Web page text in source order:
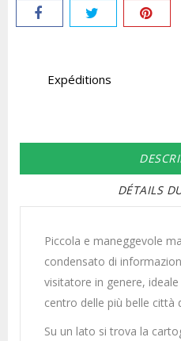
Expéditions
DÉTAILS
Piccola e maneggevole
condensato di
visitatore in genere,
centro delle più belle città
Su un lato si trova la